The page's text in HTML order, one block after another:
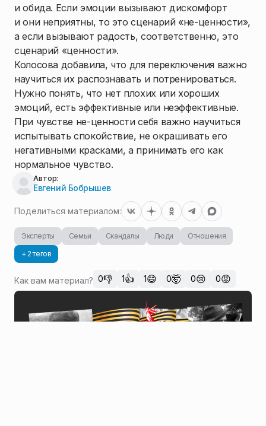
и обида. Если эмоции вызывают дискомфорт
и они неприятны, то это сценарий «не-ценности»,
а если вызывают радость, соответственно, это
сценарий «ценности».
Колосова добавила, что для переключения важно
научиться их распознавать и потренироваться.
Нужно понять, что нет плохих или хороших
эмоций, есть эффективные или неэффективные.
При чувстве не-ценности себя важно научиться
испытывать спокойствие, не окрашивать его
негативными красками, а принимать его как
нормальное чувство.
Автор:
Евгений Бобрышев
Поделиться материалом:
Эксперты Семьи Скандалы Люди
Отношения
+ 2 тегов
Как вам материал? 0👎 1👍 1😄 0🤯 0😢 0😡